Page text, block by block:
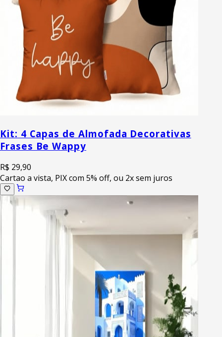
Kit: 4 Capas de Almofada Decorativas
Frases Be Wappy
R$ 29,90
Cartao a vista, PIX com 5% off, ou 2x sem juros